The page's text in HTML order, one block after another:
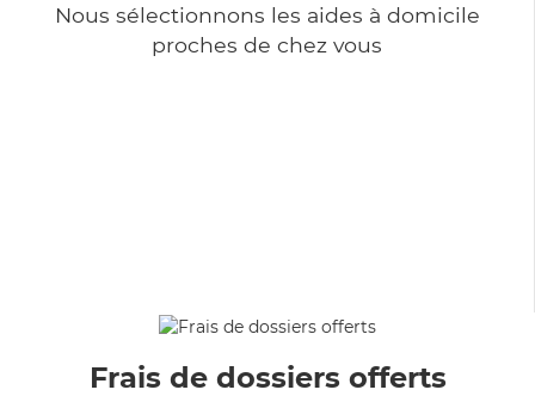
Nous sélectionnons les aides à domicile
proches de chez vous
Frais de dossiers offerts